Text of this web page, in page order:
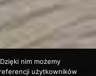
nim możemy
użytkowników